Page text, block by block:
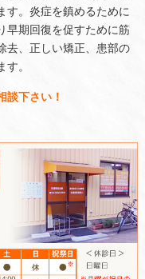
す。炎症を鎮めるために
早期回復を促すために筋
去、正しい矯正、患部の
。
談下さい！